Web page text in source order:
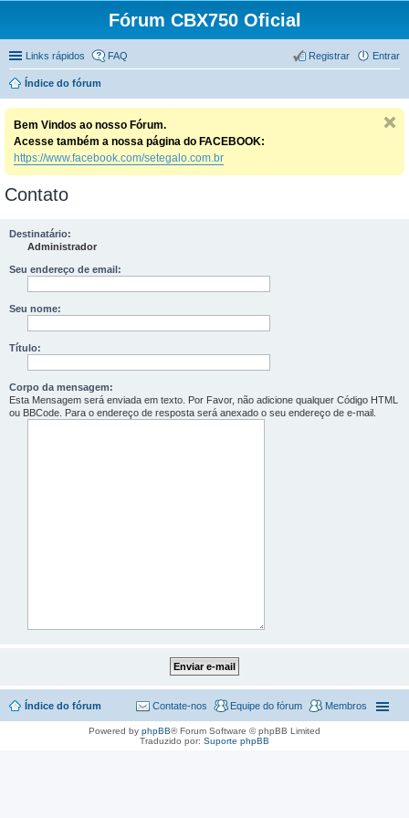
Fórum CBX750 Oficial
Links rápidos FAQ Entrar
Registrar
Índice do fórum
Bem Vindos ao nosso Fórum.
Acesse também a nossa página do FACEBOOK:
https://www.facebook.com/setegalo.com.br
Contato
Destinatário:
Administrador
Seu endereço de email:
Seu nome:
Título:
Corpo da mensagem:
Esta Mensagem será enviada em texto. Por Favor, não adicione qualquer Código HTML
ou BBCode. Para o endereço de resposta será anexado o seu endereço de e-mail.
Índice do fórum Membros
Equipe do fórum
Contate-nos
Powered by phpBB® Forum Software © phpBB Limited
Traduzido por: Suporte phpBB